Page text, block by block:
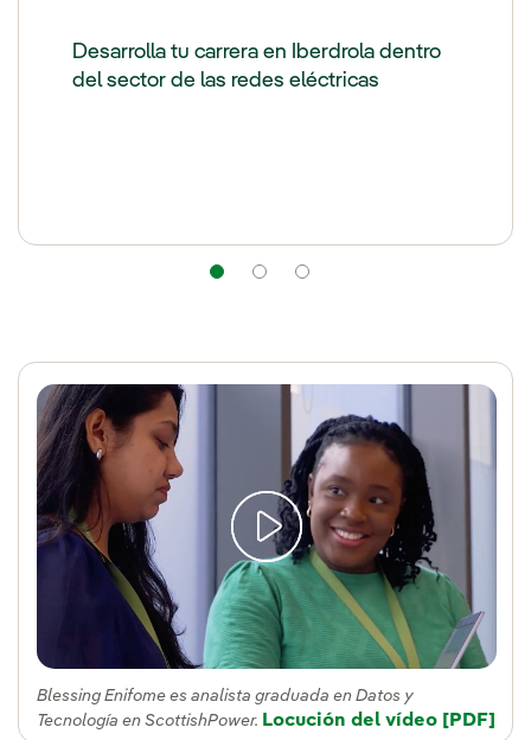
Desarrolla tu carrera en Iberdrola dentro
del sector de las redes eléctricas
Navegación
Blessing Enifome es analista graduada en Datos y
Tecnología en ScottishPower. Locución del vídeo Enlace
[PDF]